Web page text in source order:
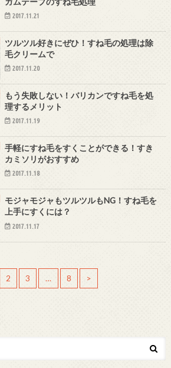
2017.11.21
ツルツル好きにぜひ！すね毛の処理は除
毛クリームで
2017.11.20
もう失敗しない！バリカンですね毛を処
理するメリット
2017.11.19
手軽にすね毛をすくことができる！すき
カミソリがおすすめ
2017.11.18
モジャモジャもツルツルもNG！すね毛を
上手にすくには？
2017.11.17
2 3 … 8 >